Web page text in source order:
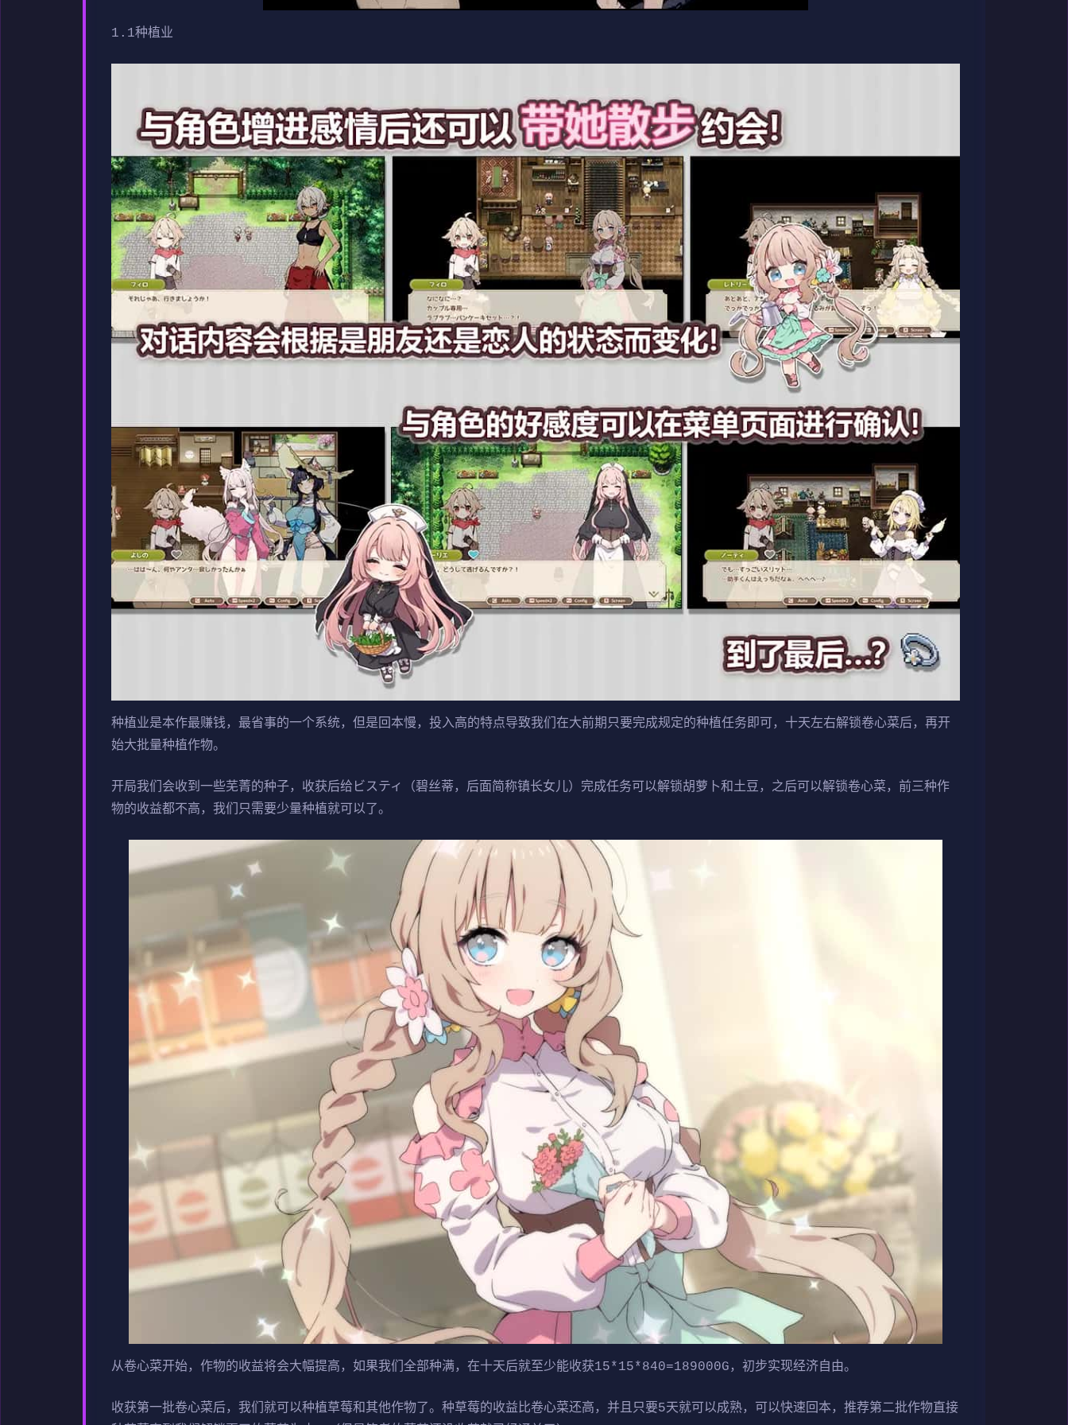
1.1种植业
种植业是本作最赚钱，最省事的一个系统，但是回本慢，投入高的特点导致我们在大前期只要完成规定的种植任务即可，十天左右解锁卷心菜后，再开
始大批量种植作物。
开局我们会收到一些芜菁的种子，收获后给ビスティ（碧丝蒂，后面简称镇长女儿）完成任务可以解锁胡萝卜和土豆，之后可以解锁卷心菜，前三种作
物的收益都不高，我们只需要少量种植就可以了。
从卷心菜开始，作物的收益将会大幅提高，如果我们全部种满，在十天后就至少能收获15*15*840=189000G，初步实现经济自由。
收获第一批卷心菜后，我们就可以种植草莓和其他作物了。种草莓的收益比卷心菜还高，并且只要5天就可以成熟，可以快速回本，推荐第二批作物直接